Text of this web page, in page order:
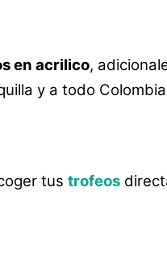
en acrilico,
y a todo
tus trofeos